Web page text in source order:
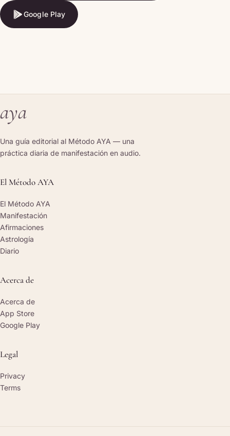
Google Play
Google Play
aya
Una guía editorial al Método AYA — una
práctica diaria de manifestación en audio.
El Método AYA
El Método AYA
Manifestación
Afirmaciones
Astrología
Diario
Acerca de
Acerca de
App Store
Google Play
Legal
Privacy
Terms